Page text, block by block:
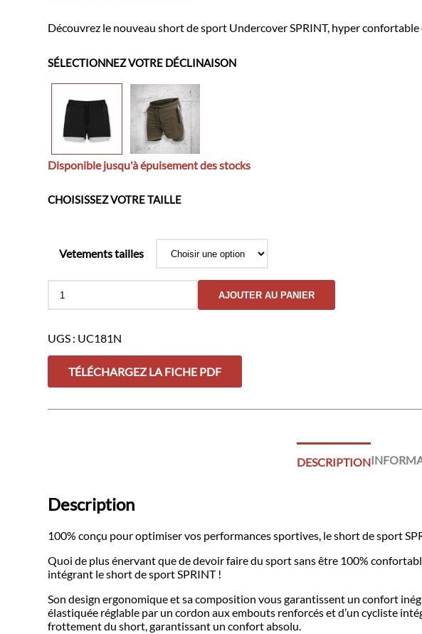
Découvrez le nouveau short de sport Undercover SPRINT, hyper
SÉLECTIONNEZ VOTRE DÉCLINAISON
Disponible jusqu'à épuisement des stocks
CHOISISSEZ VOTRE TAILLE
Vetements tailles
Short
Sport
Sprint
GK
AJOUTER AU PANIER
UGS : UC181N
TÉLÉCHARGEZ LA FICHE PDF
DESCRIPTION
Description
100% conçu pour optimiser vos performances sportives, le short de sport
Quoi de plus énervant que de devoir faire du sport sans être 100%
intégrant le short de sport SPRINT !
Son design ergonomique et sa composition vous garantissent un confort
élastiquée réglable par un cordon aux embouts renforcés et d’un cycliste
frottement du short, garantissant un confort absolu.